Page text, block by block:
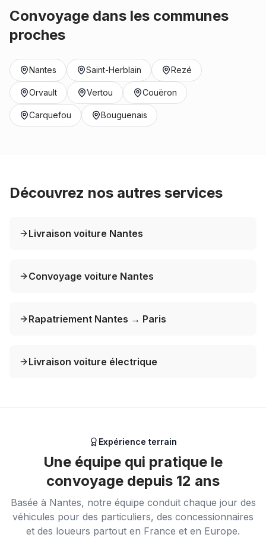
Convoyage dans les communes
proches
Nantes Saint-Herblain Rezé
Orvault Vertou Couëron
Carquefou Bouguenais
Découvrez nos autres services
Livraison voiture Nantes
Convoyage voiture Nantes
Rapatriement Nantes → Paris
Livraison voiture électrique
Expérience terrain
Une équipe qui pratique le
convoyage depuis 12 ans
Basée à Nantes, notre équipe conduit chaque jour des
véhicules pour des particuliers, des concessionnaires
et des loueurs partout en France et en Europe.